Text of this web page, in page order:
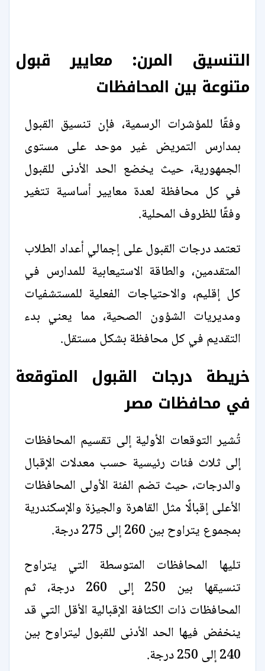
التنسيق المرن: معايير قبول
متنوعة بين المحافظات
وفقًا للمؤشرات الرسمية، فإن تنسيق القبول
بمدارس التمريض غير موحد على مستوى
الجمهورية، حيث يخضع الحد الأدنى للقبول
في كل محافظة لعدة معايير أساسية تتغير
وفقًا للظروف المحلية.
تعتمد درجات القبول على إجمالي أعداد الطلاب
المتقدمين، والطاقة الاستيعابية للمدارس في
كل إقليم، والاحتياجات الفعلية للمستشفيات
ومديريات الشؤون الصحية، مما يعني بدء
التقديم في كل محافظة بشكل مستقل.
خريطة درجات القبول المتوقعة
في محافظات مصر
تُشير التوقعات الأولية إلى تقسيم المحافظات
إلى ثلاث فئات رئيسية حسب معدلات الإقبال
والدرجات، حيث تضم الفئة الأولى المحافظات
الأعلى إقبالًا مثل القاهرة والجيزة والإسكندرية
بمجموع يتراوح بين 260 إلى 275 درجة.
تليها المحافظات المتوسطة التي يتراوح
تنسيقها بين 250 إلى 260 درجة، ثم
المحافظات ذات الكثافة الإقبالية الأقل التي قد
ينخفض فيها الحد الأدنى للقبول ليتراوح بين
240 إلى 250 درجة.